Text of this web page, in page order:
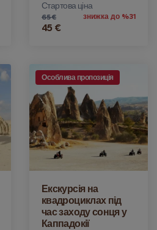
Стартова ціна
65 €
45 €
знижка до %31
Особлива пропозиція
Екскурсія на
квадроциклах під
час заходу сонця у
Каппадокії